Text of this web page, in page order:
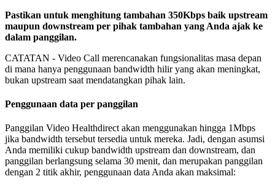
Pastikan untuk menghitung tambahan 350Kbps baik upstream
maupun downstream per pihak tambahan yang Anda ajak ke
dalam panggilan.
CATATAN - Video Call merencanakan fungsionalitas masa depan
di mana hanya penggunaan bandwidth hilir yang akan meningkat,
bukan upstream saat mendatangkan pihak lain.
Penggunaan data per panggilan
Panggilan Video Healthdirect akan menggunakan hingga 1Mbps
jika bandwidth tersebut tersedia untuk mereka. Jadi, dengan asumsi
Anda memiliki cukup bandwidth upstream dan downstream, dan
panggilan berlangsung selama 30 menit, dan merupakan panggilan
dengan 2 titik akhir, penggunaan data Anda akan maksimal: